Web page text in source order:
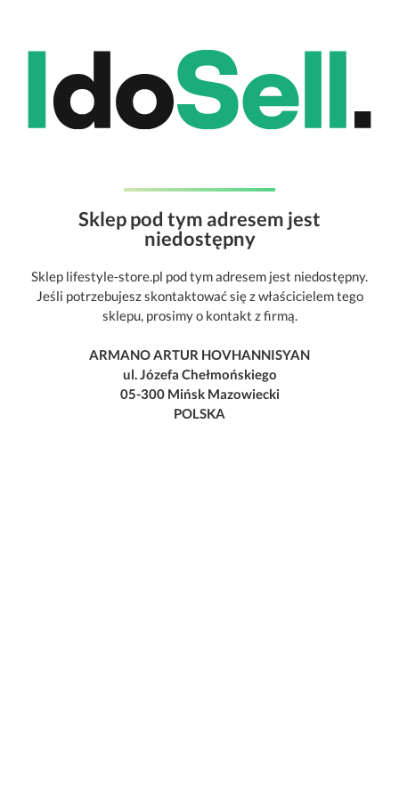
Sklep pod tym adresem jest
niedostępny
Sklep lifestyle-store.pl pod tym adresem jest niedostępny.
Jeśli potrzebujesz skontaktować się z właścicielem tego
sklepu, prosimy o kontakt z firmą.
ARMANO ARTUR HOVHANNISYAN
ul. Józefa Chełmońskiego
05-300 Mińsk Mazowiecki
POLSKA